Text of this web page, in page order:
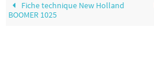
Fiche technique New Holland
BOOMER 1025